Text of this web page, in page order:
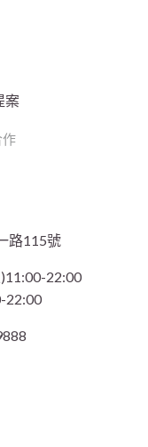
路115號
22:00
22:00
案
作